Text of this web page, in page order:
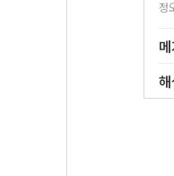
정
해